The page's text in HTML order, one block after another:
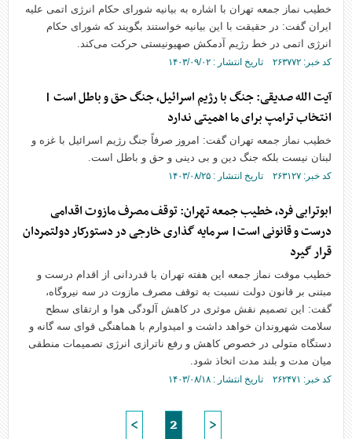
خطیب نماز جمعه تهران با اشاره به بیانیه شورای حکام انرژی اتمی علیه
ایران گفت: در حقیقت با این بیانیه خواستند بگویند که شورای حکام
انرژی اتمی در خط رژیم آدمکش صهیونیستی حرکت می‌کند.
کد خبر: ۲۶۳۷۷۲ تاریخ انتشار : ۱۴۰۳/۰۹/۰۲
آیت الله صدیقی: جنگ با رژیم اسرائیل، جنگ حق و باطل است |
انتخاب ترامپ برای ما اهمیتی ندارد
خطیب نماز جمعه تهران گفت: امروز صرفاً جنگ رژیم اسرائیل با غزه و
لبنان نیست بلکه جنگ دین و بی دینی و حق و باطل است.
کد خبر: ۲۶۳۱۲۷ تاریخ انتشار : ۱۴۰۳/۰۸/۲۵
ابوترابی فرد، خطیب جمعه تهران: توقف مصرف مازوت اقدامی
درست و قانونی است| سرمایه گذاری خارجی در دستورکار دولتمردان
قرار گیرد
خطیب موقت نماز جمعه این هفته تهران با قدردانی از اقدام درست و
مبتنی بر قانون دولت نسبت به توقف مصرف مازوت در سه نیروگاه،
گفت: این تصمیم نقش موثری در کاهش آلودگی هوا و ارتقای سطح
سلامت شهروندان خواهد داشت و امیدوارم با هماهنگی قوای سه گانه و
دستگاه متولی در خصوص کاهش و رفع ناترازی انرژی تصمیمات منطقی
میان مدت و بلند مدت اتخاذ شود.
کد خبر: ۲۶۲۴۷۱ تاریخ انتشار : ۱۴۰۳/۰۸/۱۸
< 2 >